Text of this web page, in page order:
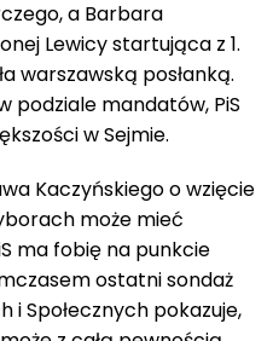
a Barbara
Lewicy startująca z 1.
warszawską posłanką.
podziale mandatów, PiS
w Sejmie.
Kaczyńskiego o wzięcie
może mieć
ma fobię na punkcie
ostatni sondaż
i Społecznych pokazuje,